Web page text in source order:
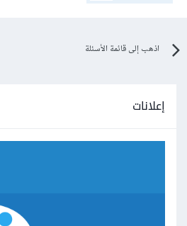
اذهب إلى قائمة الأسئلة
إعلانات